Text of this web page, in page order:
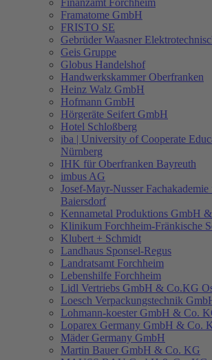
Finanzamt Forchheim
Framatome GmbH
FRISTO SE
Gebrüder Waasner
Geis Gruppe
Globus Handelshof
Handwerkskammer Oberfranken
Heinz Walz GmbH
Hofmann GmbH
Hörgeräte Seifert GmbH
Hotel Schloßberg
iba | University of Cooperate
Nürnberg
IHK für Oberfranken Bayreuth
imbus AG
Josef-Mayr-Nusser
Baiersdorf
Kennametal Produktions GmbH
Klinikum Forchheim-Fränkische
Klubert + Schmidt
Landhaus Sponsel-Regus
Landratsamt Forchheim
Lebenshilfe Forchheim
Lidl Vertriebs GmbH & Co.KG
Loesch Verpackungstechnik
Lohmann-koester GmbH & Co.
Loparex Germany GmbH & Co.
Mäder Germany GmbH
Martin Bauer GmbH & Co. KG